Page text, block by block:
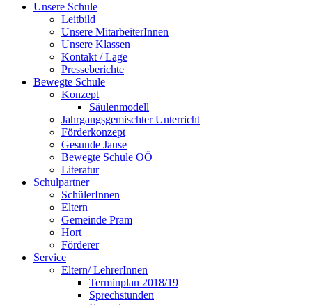
Unsere Schule
Leitbild
Unsere MitarbeiterInnen
Unsere Klassen
Kontakt / Lage
Presseberichte
Bewegte Schule
Konzept
Säulenmodell
Jahrgangsgemischter Unterricht
Förderkonzept
Gesunde Jause
Bewegte Schule OÖ
Literatur
Schulpartner
SchülerInnen
Eltern
Gemeinde Pram
Hort
Förderer
Service
Eltern/ LehrerInnen
Terminplan 2018/19
Sprechstunden